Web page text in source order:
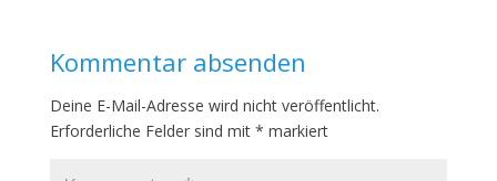
Kommentar absenden
Deine E-Mail-Adresse wird nicht veröffentlicht.
Erforderliche Felder sind mit * markiert